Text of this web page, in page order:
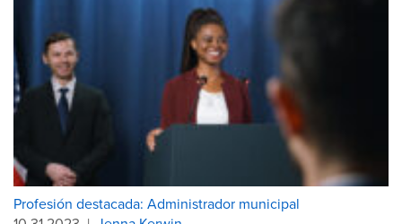
Profesión destacada: Administrador municipal